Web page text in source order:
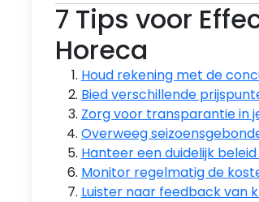
7 Tips voor
Horeca
Houd rekening met de
Bied verschillende
Zorg voor transparantie in
Overweeg
Hanteer een duidelijk
Monitor regelmatig de
Luister naar feedback van